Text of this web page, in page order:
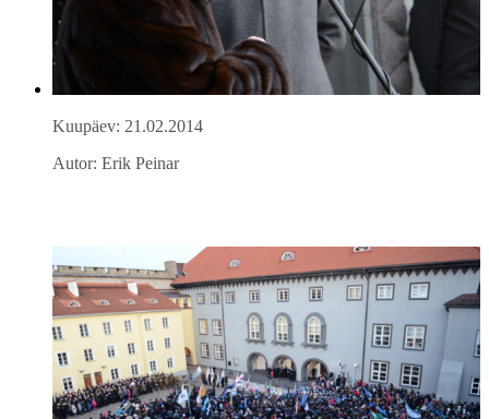
Kuupäev: 21.02.2014
Autor: Erik Peinar